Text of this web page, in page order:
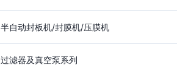
半自动封板机/封膜机/压膜机
过滤器及真空泵系列